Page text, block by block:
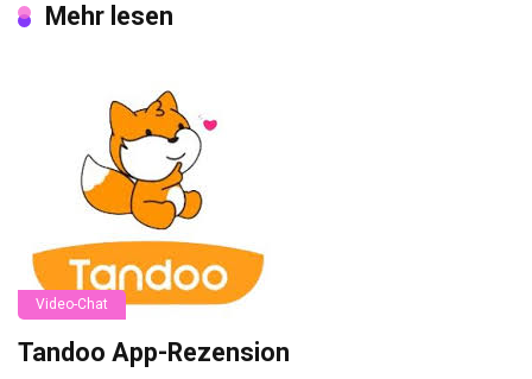
Mehr lesen
Video-Chat
Tandoo App-Rezension